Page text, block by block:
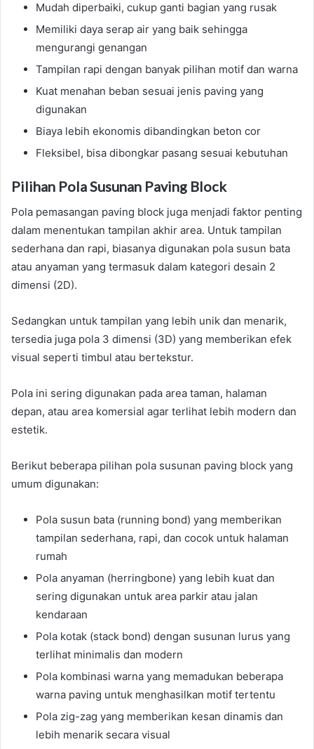
Mudah diperbaiki, cukup ganti bagian yang rusak
Memiliki daya serap air yang baik sehingga
mengurangi genangan
Tampilan rapi dengan banyak pilihan motif dan warna
Kuat menahan beban sesuai jenis paving yang
digunakan
Biaya lebih ekonomis dibandingkan beton cor
Fleksibel, bisa dibongkar pasang sesuai kebutuhan
Pilihan Pola Susunan Paving Block
Pola pemasangan paving block juga menjadi faktor penting
dalam menentukan tampilan akhir area. Untuk tampilan
sederhana dan rapi, biasanya digunakan pola susun bata
atau anyaman yang termasuk dalam kategori desain 2
dimensi (2D).
Sedangkan untuk tampilan yang lebih unik dan menarik,
tersedia juga pola 3 dimensi (3D) yang memberikan efek
visual seperti timbul atau bertekstur.
Pola ini sering digunakan pada area taman, halaman
depan, atau area komersial agar terlihat lebih modern dan
estetik.
Berikut beberapa pilihan pola susunan paving block yang
umum digunakan:
Pola susun bata (running bond) yang memberikan
tampilan sederhana, rapi, dan cocok untuk halaman
rumah
Pola anyaman (herringbone) yang lebih kuat dan
sering digunakan untuk area parkir atau jalan
kendaraan
Pola kotak (stack bond) dengan susunan lurus yang
terlihat minimalis dan modern
Pola kombinasi warna yang memadukan beberapa
warna paving untuk menghasilkan motif tertentu
Pola zig-zag yang memberikan kesan dinamis dan
lebih menarik secara visual